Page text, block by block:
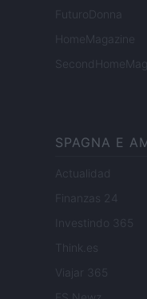
FuturoDonna
HomeMagazine
SPAGNA E
Actualidad
Finanzas 24
Investindo 365
Think.es
Viajar 365